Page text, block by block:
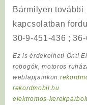
Bármilyen további
kapcsolatban
30-9-451-436 ;
Ez is érdekelheti Önt!
robogók, motoros
weblapjainkon:
rekordmobil.hu
elektromos-